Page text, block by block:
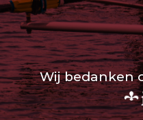
Wij bedanken